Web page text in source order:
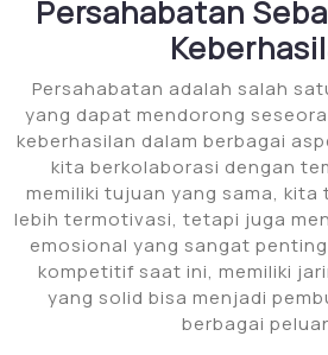
Persahabatan
Persahabatan adalah salah
yang dapat mendorong
keberhasilan dalam berbagai
kita berkolaborasi dengan
memiliki tujuan yang sama, kita
lebih termotivasi, tetapi juga
emosional yang sangat
kompetitif saat ini, memiliki
yang solid bisa menjadi
berbagai